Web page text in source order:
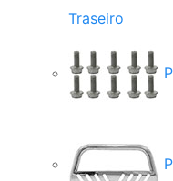
Traseiro